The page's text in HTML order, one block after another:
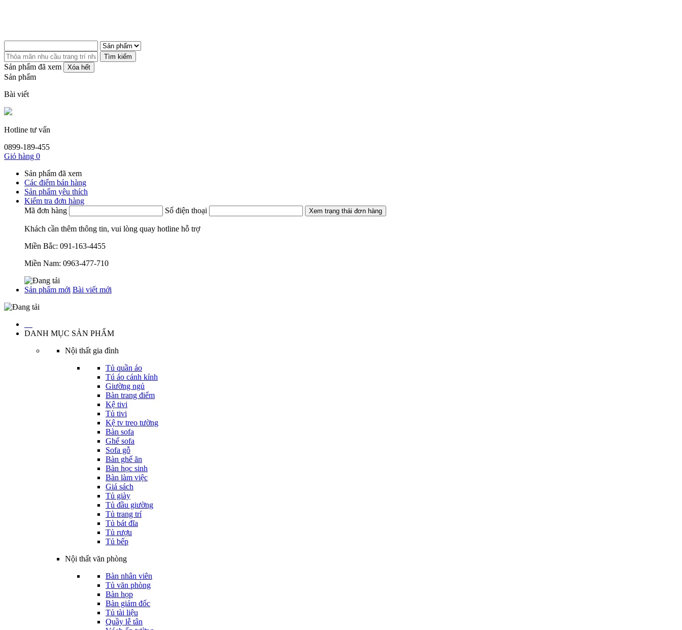
Tìm kiếm
Sản phẩm đã xem Xóa hết
Sản phẩm
Bài viết
Hotline tư vấn
0899-189-455
Giỏ hàng 0
Sản phẩm đã xem
Các điểm bán hàng
Sản phẩm yêu thích
Kiểm tra đơn hàng
Mã đơn hàng
Số điện thoại Xem trạng thái đơn hàng
Khách cần thêm thông tin, vui lòng quay hotline hỗ trợ
Miền Bắc: 091-163-4455
Miền Nam: 0963-477-710
Sản phẩm mới Bài viết mới
DANH MỤC SẢN PHẨM
Nội thất gia đình
Tủ quần áo
Tú áo cánh kính
Giường ngủ
Bàn trang điểm
Kệ tivi
Tủ tivi
Kệ tv treo tường
Bàn sofa
Ghế sofa
Sofa gỗ
Bàn ghế ăn
Bàn học sinh
Bàn làm việc
Giá sách
Tủ giày
Tủ đầu giường
Tủ trang trí
Tủ bát đĩa
Tủ rượu
Tủ bếp
Nội thất văn phòng
Bàn nhân viên
Tủ văn phòng
Bàn họp
Bàn giám đốc
Tủ tài liệu
Quầy lễ tân